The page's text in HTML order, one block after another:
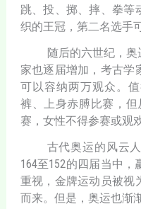
跳、投、掷、摔、拳等
织的王冠，第二名选手
随后的六世纪，
家也逐届增加，考古学
可以容纳两万观众。
裤、上身赤膊比赛，
赛，女性不得参赛或观戏
古代奥运的风云
164至152的四届当中
重视，金牌运动员被视
而来。但是，奥运也渐